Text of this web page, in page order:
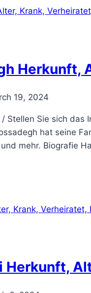
Herkunft,
19, 2024
Stellen Sie sich das
hat seine
mehr. Biografie
Herkunft,